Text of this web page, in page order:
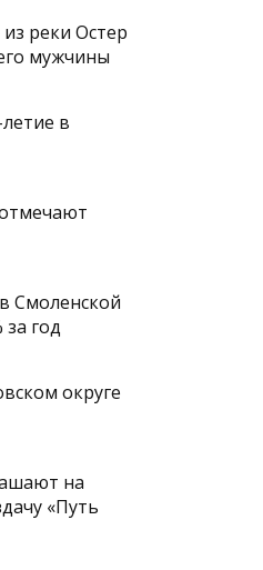
реки Остер
мужчины
в
Смоленской
за год
округе
на
«Путь